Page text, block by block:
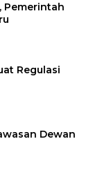
Pemerintah
Regulasi
Dewan